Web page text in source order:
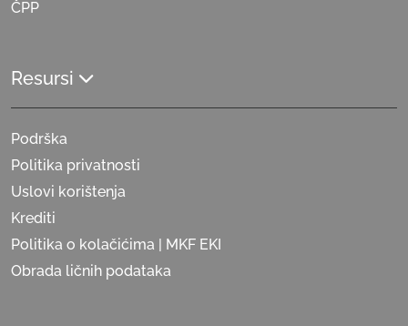
ČPP
Resursi
Podrška
Politika privatnosti
Uslovi korištenja
Krediti
Politika o kolačićima | MKF EKI
Obrada ličnih podataka